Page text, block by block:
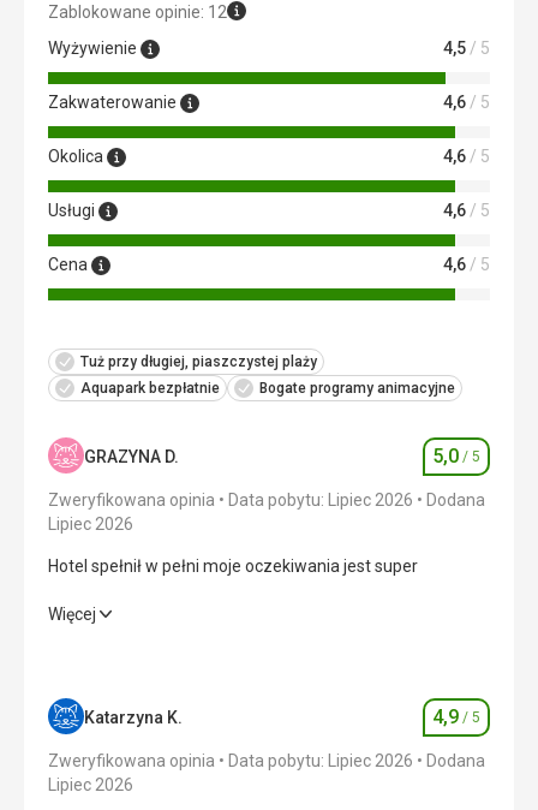
Zablokowane opinie: 12
Wyżywienie
4,5 / 5
Zakwaterowanie 4,6 / 5
Okolica 4,6 / 5
Usługi 4,6 / 5
Cena 4,6 / 5
Tuż przy długiej, piaszczystej plaży
Aquapark bezpłatnie
Bogate programy animacyjne
GRAZYNA D. Ocena
5,0 / 5
Zweryfikowana opinia Data pobytu: Lipiec 2026
Dodana
Lipiec 2026
Hotel spełnił w pełni moje oczekiwania jest super
Hotel spełnił w pełni moje oczekiwania jest super
Zakwaterowanie 5,0/ 5
Okolica 5,0/ 5
Więcej
Katarzyna K. Ocena
4,9 / 5
Zweryfikowana opinia Data pobytu: Lipiec 2026
Dodana
Lipiec 2026